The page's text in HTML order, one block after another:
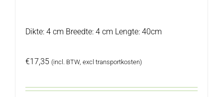
Dikte: 4 cm Breedte: 4 cm Lengte: 40cm
€17,35 (incl. BTW, excl transportkosten)